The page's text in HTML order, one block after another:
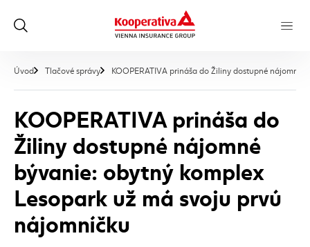
Úvod Tlačové správy KOOPERATIVA prináša do Žiliny dostupné
KOOPERATIVA prináša do
Žiliny dostupné nájomné
bývanie: obytný komplex
Lesopark už má svoju prvú
nájomníčku